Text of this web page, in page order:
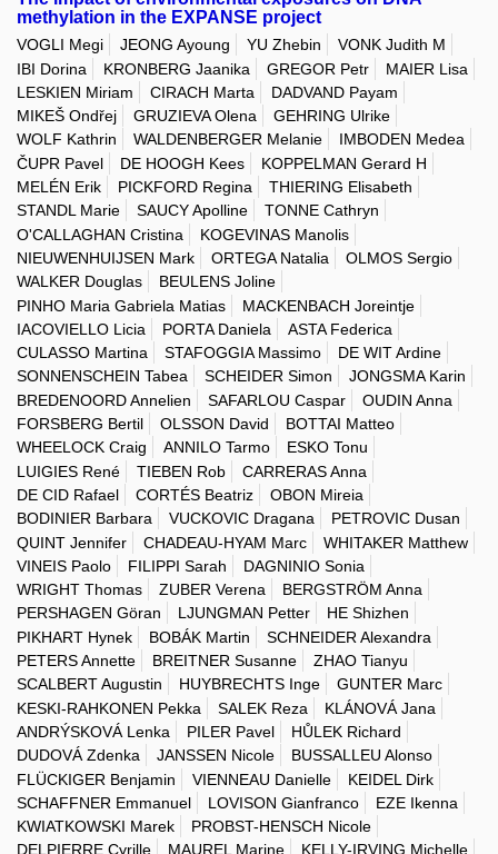
methylation in the EXPANSE project
VOGLI Megi JEONG Ayoung YU Zhebin
VONK Judith M
IBI Dorina
KRONBERG Jaanika GREGOR Petr
MAIER Lisa
LESKIEN Miriam
CIRACH Marta
DADVAND Payam
MIKEŠ Ondřej
GRUZIEVA Olena
GEHRING Ulrike
WOLF Kathrin
WALDENBERGER Melanie
IMBODEN Medea
ČUPR Pavel
DE HOOGH Kees
KOPPELMAN Gerard H
MELÉN Erik
PICKFORD Regina
THIERING Elisabeth
STANDL Marie
SAUCY Apolline
TONNE Cathryn
O'CALLAGHAN Cristina
KOGEVINAS Manolis
NIEUWENHUIJSEN Mark
ORTEGA Natalia
OLMOS Sergio
WALKER Douglas
BEULENS Joline
PINHO Maria Gabriela Matias
MACKENBACH Joreintje
IACOVIELLO Licia
PORTA Daniela
ASTA Federica
CULASSO Martina
STAFOGGIA Massimo
DE WIT Ardine
SONNENSCHEIN Tabea
SCHEIDER Simon
JONGSMA Karin
BREDENOORD Annelien
SAFARLOU Caspar
OUDIN Anna
FORSBERG Bertil
OLSSON David
BOTTAI Matteo
WHEELOCK Craig
ANNILO Tarmo
ESKO Tonu
LUIGIES René
TIEBEN Rob
CARRERAS Anna
DE CID Rafael
CORTÉS Beatriz
OBON Mireia
BODINIER Barbara
VUCKOVIC Dragana
PETROVIC Dusan
QUINT Jennifer
CHADEAU-HYAM Marc
WHITAKER Matthew
VINEIS Paolo
FILIPPI Sarah
DAGNINIO Sonia
WRIGHT Thomas
ZUBER Verena
BERGSTRÖM Anna
PERSHAGEN Göran
LJUNGMAN Petter
HE Shizhen
PIKHART Hynek
BOBÁK Martin
SCHNEIDER Alexandra
PETERS Annette
BREITNER Susanne
ZHAO Tianyu
SCALBERT Augustin
HUYBRECHTS Inge
GUNTER Marc
KESKI-RAHKONEN Pekka
SALEK Reza
KLÁNOVÁ Jana
ANDRÝSKOVÁ Lenka
PILER Pavel
HŮLEK Richard
DUDOVÁ Zdenka
JANSSEN Nicole
BUSSALLEU Alonso
FLÜCKIGER Benjamin
VIENNEAU Danielle
KEIDEL Dirk
SCHAFFNER Emmanuel
LOVISON Gianfranco
EZE Ikenna
KWIATKOWSKI Marek
PROBST-HENSCH Nicole
DELPIERRE Cyrille
MAUREL Marine
KELLY-IRVING Michelle